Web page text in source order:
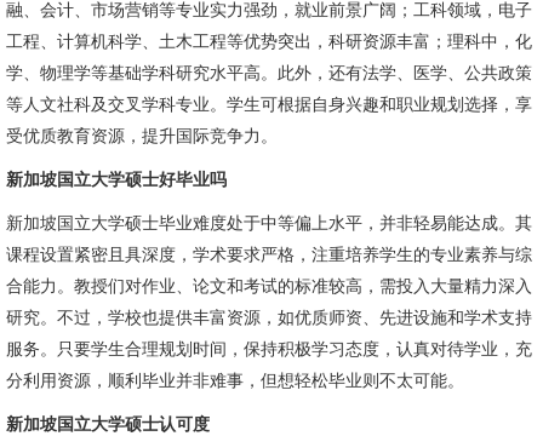
融、会计、市场营销等专业实力强劲，就业前景广阔；工科领域，电子
工程、计算机科学、土木工程等优势突出，科研资源丰富；理科中，化
学、物理学等基础学科研究水平高。此外，还有法学、医学、公共政策
等人文社科及交叉学科专业。学生可根据自身兴趣和职业规划选择，享
受优质教育资源，提升国际竞争力。
新加坡国立大学硕士好毕业吗
新加坡国立大学硕士毕业难度处于中等偏上水平，并非轻易能达成。其
课程设置紧密且具深度，学术要求严格，注重培养学生的专业素养与综
合能力。教授们对作业、论文和考试的标准较高，需投入大量精力深入
研究。不过，学校也提供丰富资源，如优质师资、先进设施和学术支持
服务。只要学生合理规划时间，保持积极学习态度，认真对待学业，充
分利用资源，顺利毕业并非难事，但想轻松毕业则不太可能。
新加坡国立大学硕士认可度